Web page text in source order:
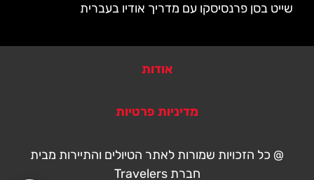
שייט בסן פרנסיסקו עם מדריך אודיו בעברית
אודות
מדיניות פרטיות
@ כל הזכויות שמורות לאתר הטיולים והתיירות מבית
חברת Travelers